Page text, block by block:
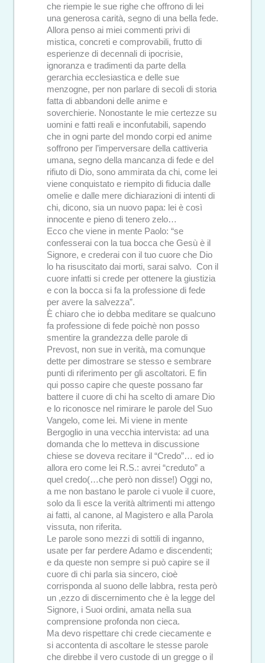
che riempie le sue righe che offrono di lei
una generosa carità, segno di una bella fede.
Allora penso ai miei commenti privi di
mistica, concreti e comprovabili, frutto di
esperienze di decennali di ipocrisie,
ignoranza e tradimenti da parte della
gerarchia ecclesiastica e delle sue
menzogne, per non parlare di secoli di storia
fatta di abbandoni delle anime e
soverchierie. Nonostante le mie certezze su
uomini e fatti reali e inconfutabili, sapendo
che in ogni parte del mondo corpi ed anime
soffrono per l’imperversare della cattiveria
umana, segno della mancanza di fede e del
rifiuto di Dio, sono ammirata da chi, come lei
viene conquistato e riempito di fiducia dalle
omelie e dalle mere dichiarazioni di intenti di
chi, dicono, sia un nuovo papa: lei è così
innocente e pieno di tenero zelo…
Ecco che viene in mente Paolo: “se
confesserai con la tua bocca che Gesù è il
Signore, e crederai con il tuo cuore che Dio
lo ha risuscitato dai morti, sarai salvo. Con il
cuore infatti si crede per ottenere la giustizia
e con la bocca si fa la professione di fede
per avere la salvezza”.
È chiaro che io debba meditare se qualcuno
fa professione di fede poichè non posso
smentire la grandezza delle parole di
Prevost, non sue in verità, ma comunque
dette per dimostrare se stesso e sembrare
punti di riferimento per gli ascoltatori. E fin
qui posso capire che queste possano far
battere il cuore di chi ha scelto di amare Dio
e lo riconosce nel rimirare le parole del Suo
Vangelo, come lei. Mi viene in mente
Bergoglio in una vecchia intervista: ad una
domanda che lo metteva in discussione
chiese se doveva recitare il “Credo”… ed io
allora ero come lei R.S.: avrei “creduto” a
quel credo(…che però non disse!) Oggi no,
a me non bastano le parole ci vuole il cuore,
solo da lì esce la verità altrimenti mi attengo
ai fatti, al canone, al Magistero e alla Parola
vissuta, non riferita.
Le parole sono mezzi di sottili di inganno,
usate per far perdere Adamo e discendenti;
e da queste non sempre si può capire se il
cuore di chi parla sia sincero, cioè
corrisponda al suono delle labbra, resta però
un ,ezzo di discernimento che è la legge del
Signore, i Suoi ordini, amata nella sua
comprensione profonda non cieca.
Ma devo rispettare chi crede ciecamente e
si accontenta di ascoltare le stesse parole
che direbbe il vero custode di un gregge o il